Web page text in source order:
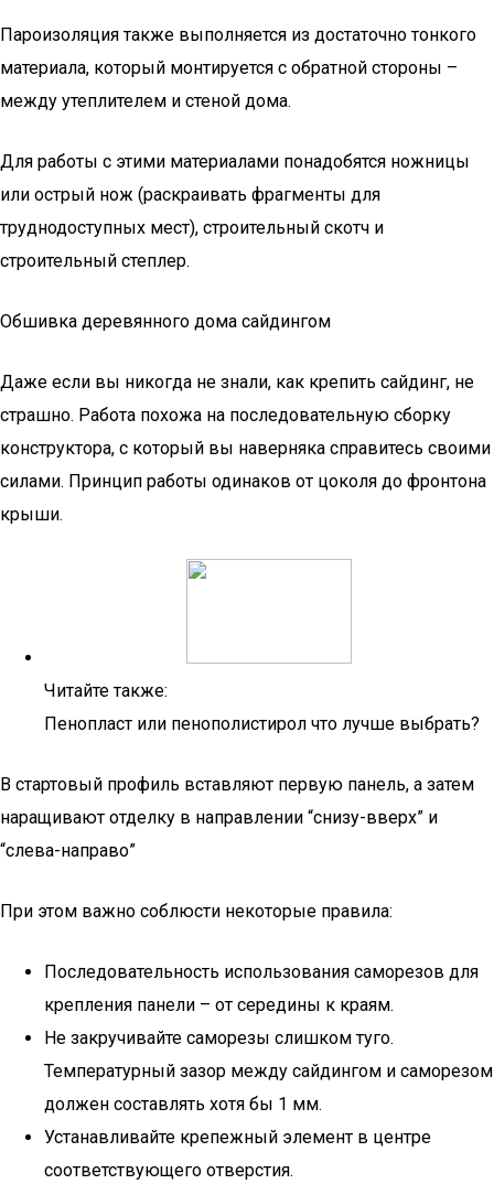
Пароизоляция также выполняется из достаточно тонкого
материала, который монтируется с обратной стороны –
между утеплителем и стеной дома.
Для работы с этими материалами понадобятся ножницы
или острый нож (раскраивать фрагменты для
труднодоступных мест), строительный скотч и
строительный степлер.
Обшивка деревянного дома сайдингом
Даже если вы никогда не знали, как крепить сайдинг, не
страшно. Работа похожа на последовательную сборку
конструктора, с который вы наверняка справитесь своими
силами. Принцип работы одинаков от цоколя до фронтона
крыши.
Читайте также:
Пенопласт или пенополистирол что лучше выбрать?
В стартовый профиль вставляют первую панель, а затем
наращивают отделку в направлении “снизу-вверх” и
“слева-направо”
При этом важно соблюсти некоторые правила:
Последовательность использования саморезов для
крепления панели – от середины к краям.
Не закручивайте саморезы слишком туго.
Температурный зазор между сайдингом и саморезом
должен составлять хотя бы 1 мм.
Устанавливайте крепежный элемент в центре
соответствующего отверстия.